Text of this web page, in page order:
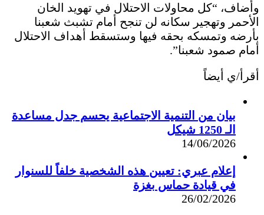
وأضاف، “كل محاولات الاحتلال في تهويد الخان
الأحمر وتهجير سكانه لن تنجح أمام تشبث شعبنا
بأرضه وتمسكه بحقه فيها وستسقط أهداف الاحتلال
أمام صمود شعبنا”.
أقرأ/ي أيضاً
بيان من التنمية الاجتماعية يحسم جدل مساعدة
الـ 1250 شيكل
14/06/2026
إعلام عبري: تعيين هذه الشخصية خلفاً للسنوار
في قيادة حماس بغزة
26/02/2026